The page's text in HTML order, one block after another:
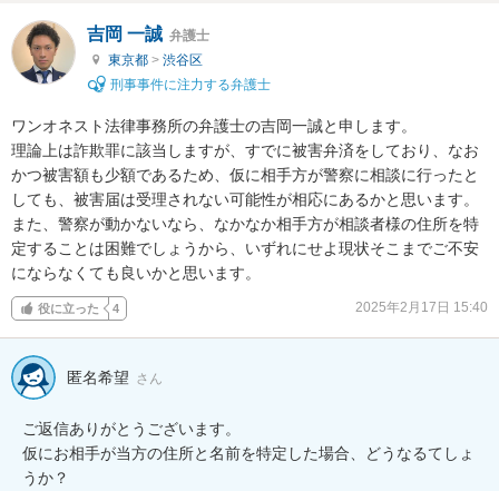
吉岡 一誠 弁護士
東京都 > 渋谷区
刑事事件に注力する弁護士
ワンオネスト法律事務所の弁護士の吉岡一誠と申します。
理論上は詐欺罪に該当しますが、すでに被害弁済をしており、なお
かつ被害額も少額であるため、仮に相手方が警察に相談に行ったと
しても、被害届は受理されない可能性が相応にあるかと思います。
また、警察が動かないなら、なかなか相手方が相談者様の住所を特
定することは困難でしょうから、いずれにせよ現状そこまでご不安
にならなくても良いかと思います。
役に立った 4 2025年2月17日 15:40
匿名希望 さん
ご返信ありがとうございます。
仮にお相手が当方の住所と名前を特定した場合、どうなるてしょ
うか？